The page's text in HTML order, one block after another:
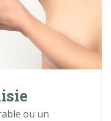
ou un